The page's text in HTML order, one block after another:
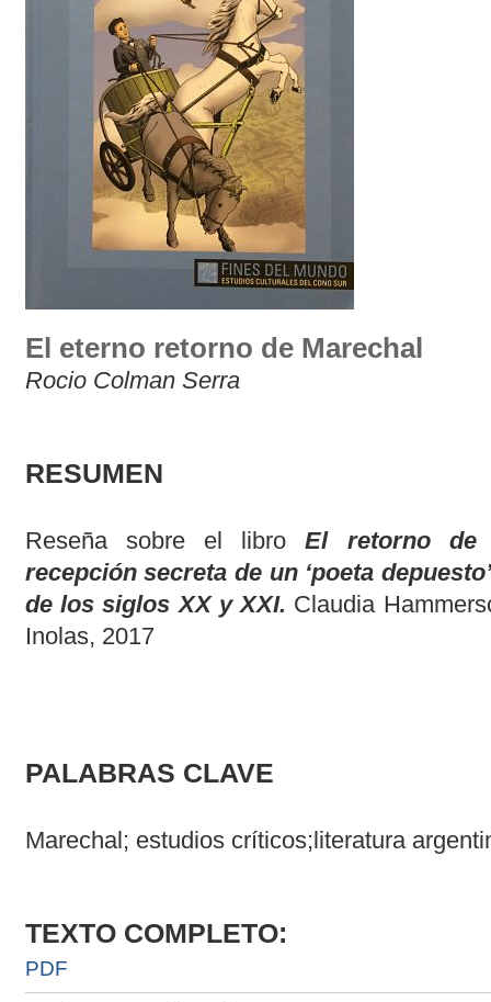
El eterno retorno de Marechal
Rocio Colman Serra
RESUMEN
Reseña sobre el libroEl retorno de
recepción secreta de un ‘poeta
de los siglos XX y XXI. Claudia
Inolas, 2017
PALABRAS CLAVE
Marechal; estudios críticos;literatura
TEXTO COMPLETO:
PDF